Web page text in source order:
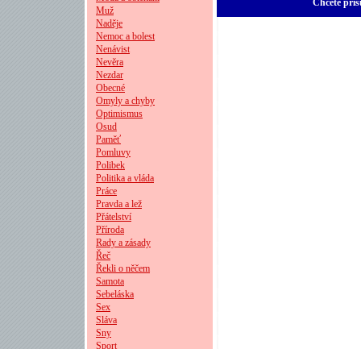
Muž
Naděje
Nemoc a bolest
Nenávist
Nevěra
Nezdar
Obecné
Omyly a chyby
Optimismus
Osud
Paměť
Pomluvy
Polibek
Politika a vláda
Práce
Pravda a lež
Přátelství
Příroda
Rady a zásady
Řeč
Řekli o něčem
Samota
Sebeláska
Sex
Sláva
Sny
Sport
Chcete